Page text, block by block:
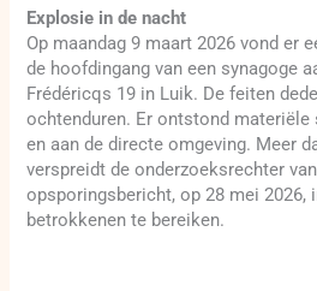
Explosie in de nacht
Op maandag 9 maart 2026 vond er
de hoofdingang van een synagoge
Frédéricqs 19 in Luik. De feiten
ochtenduren. Er ontstond materiële
en aan de directe omgeving. Meer
verspreidt de onderzoeksrechter
opsporingsbericht, op 28 mei 2026,
betrokkenen te bereiken.